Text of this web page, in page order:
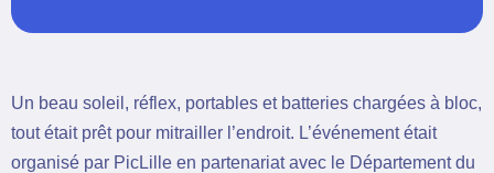
Un beau soleil, réflex, portables et batteries chargées à bloc,
tout était prêt pour mitrailler l’endroit. L’événement était
organisé par PicLille en partenariat avec le Département du